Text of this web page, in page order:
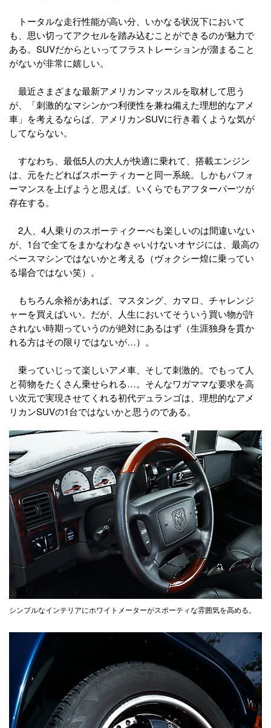
トータルな走行性能が高い分、いかなる状況下において
も、思い切ってアクセルを踏み込むことができるのが魅力で
ある。SUVだからといってフラストレーションが溜まること
がないが非常に嬉しい。
最近さまざまな最新アメリカンマッスルを取材して思う
が、「刺激的なマシンかつ利便性を兼ね備えた理想的なアメ
車」を考えるならば、アメリカンSUVに行き着くような気が
してならない。
すなわち、最低5人の大人が快適に乗れて、搭載エンジン
は、元をたどればスポーティカーと同一系統。しかもパフォ
ーマンスを上げようと思えば、いくらでもアフターパーツが
存在する。
2人、4人乗りのスポーティクーぺも楽しいのは間違いない
が、1台で全てをまかなわなきゃいけないオヤジには、最高の
ベースマシンではないかと考える（ヴォクシー煌に乗ってい
る場合ではない笑）。
もちろん余裕があれば、マスタング、カマロ、チャレンジ
ャーを買えばいい。だが、人生においてそういう買い物が許
されない時期っていうのが絶対にあるはず（生涯独身を貫か
れる方はその限りではないが…）。
乗っていじって楽しいアメ車、そして刺激的。でもって人
と荷物をたくさん乗せられる…。そんなワガママな要求を高
い次元で実現させてくれる初代デュランゴは、理想的なアメ
リカンSUVの1台ではないかと思うのである。
シンプルなインテリアにホワイトメーターがスポーティな雰囲気を高める。